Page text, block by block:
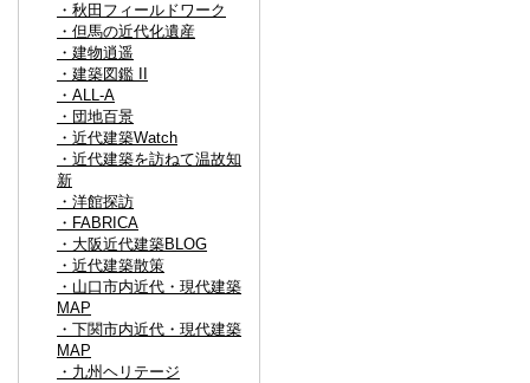
・秋田フィールドワーク
・但馬の近代化遺産
・建物逍遥
・建築図鑑 II
・ALL-A
・団地百景
・近代建築Watch
・近代建築を訪ねて温故知
新
・洋館探訪
・FABRICA
・大阪近代建築BLOG
・近代建築散策
・山口市内近代・現代建築
MAP
・下関市内近代・現代建築
MAP
・九州ヘリテージ